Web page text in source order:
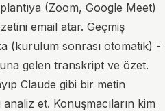
(Zoom, Google Meet)
email atar. Geçmiş
(kurulum sonrası otomatik) -
gelen transkript ve özet.
Claude gibi bir metin
et. Konuşmacıların kim